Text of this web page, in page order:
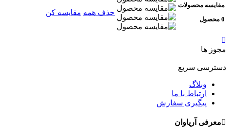
مقایسه محصولات
0 محصول
حذف همه مقایسه کن
مجوز ها
دسترسی سریع
وبلاگ
ارتباط با ما
پیگیری سفارش
معرفی آریاوان